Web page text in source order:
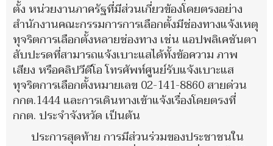
ตั้ง หน่วยงานภาครัฐที่มีส่วนเกี่ยวข้องโดยตรงอย่าง
สำนักงานคณะกรรมการการเลือกตั้งมีช่องทางแจ้งเหตุ
ทุจริตการเลือกตั้งหลายช่องทาง เช่น แอปพลิเคชันตา
สับปะรดที่สามารถแจ้งเบาะแสได้ทั้งข้อความ ภาพ
เสียง หรือคลิปวีดีโอ โทรศัพท์ศูนย์รับแจ้งเบาะแส
ทุจริตการเลือกตั้งหมายเลข 02-141-8860 สายด่วน
กกต.1444 และการเดินทางเข้าแจ้งเรื่องโดยตรงที่
กกต. ประจำจังหวัด เป็นต้น
ประการสุดท้าย การมีส่วนร่วมของประชาชนใน